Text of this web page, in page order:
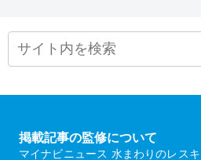
掲載記事の監修について
マイナビニュース 水まわりのレス